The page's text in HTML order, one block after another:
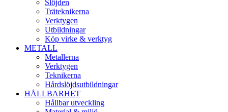
Slöjden
Träteknikerna
Verktygen
Utbildningar
Köp virke & verktyg
METALL
Metallerna
Verktygen
Teknikerna
Hårdslöjdsutbildningar
HÅLLBARHET
Hållbar utveckling